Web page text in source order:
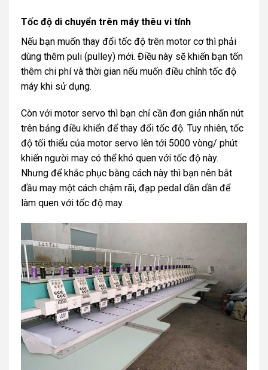
Tốc độ di chuyển trên máy thêu vi tính
Nếu bạn muốn thay đổi tốc độ trên motor cơ thì phải
dùng thêm puli (pulley) mới. Điều này sẽ khiến bạn tốn
thêm chi phí và thời gian nếu muốn điều chỉnh tốc độ
máy khi sử dụng.
Còn với motor servo thì bạn chỉ cần đơn giản nhấn nút
trên bảng điều khiển để thay đổi tốc độ. Tuy nhiên, tốc
độ tối thiểu của motor servo lên tới 5000 vòng/ phút
khiến người may có thể khó quen với tốc độ này.
Nhưng để khắc phục bằng cách này thì bạn nên bắt
đầu may một cách chậm rãi, đạp pedal dần dần để
làm quen với tốc độ may.